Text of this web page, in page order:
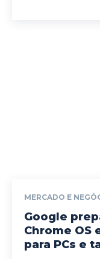
MERCADO E
Google
Chrome OS
para PCs e